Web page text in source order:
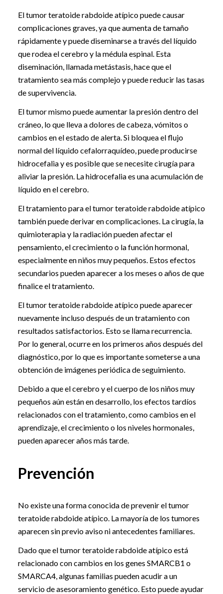
El tumor teratoide rabdoide atípico puede causar
complicaciones graves, ya que aumenta de tamaño
rápidamente y puede diseminarse a través del líquido
que rodea el cerebro y la médula espinal. Esta
diseminación, llamada metástasis, hace que el
tratamiento sea más complejo y puede reducir las tasas
de supervivencia.
El tumor mismo puede aumentar la presión dentro del
cráneo, lo que lleva a dolores de cabeza, vómitos o
cambios en el estado de alerta. Si bloquea el flujo
normal del líquido cefalorraquídeo, puede producirse
hidrocefalia y es posible que se necesite cirugía para
aliviar la presión. La hidrocefalia es una acumulación de
líquido en el cerebro.
El tratamiento para el tumor teratoide rabdoide atípico
también puede derivar en complicaciones. La cirugía, la
quimioterapia y la radiación pueden afectar el
pensamiento, el crecimiento o la función hormonal,
especialmente en niños muy pequeños. Estos efectos
secundarios pueden aparecer a los meses o años de que
finalice el tratamiento.
El tumor teratoide rabdoide atípico puede aparecer
nuevamente incluso después de un tratamiento con
resultados satisfactorios. Esto se llama recurrencia.
Por lo general, ocurre en los primeros años después del
diagnóstico, por lo que es importante someterse a una
obtención de imágenes periódica de seguimiento.
Debido a que el cerebro y el cuerpo de los niños muy
pequeños aún están en desarrollo, los efectos tardíos
relacionados con el tratamiento, como cambios en el
aprendizaje, el crecimiento o los niveles hormonales,
pueden aparecer años más tarde.
Prevención
No existe una forma conocida de prevenir el tumor
teratoide rabdoide atípico. La mayoría de los tumores
aparecen sin previo aviso ni antecedentes familiares.
Dado que el tumor teratoide rabdoide atípico está
relacionado con cambios en los genes SMARCB1 o
SMARCA4, algunas familias pueden acudir a un
servicio de asesoramiento genético. Esto puede ayudar